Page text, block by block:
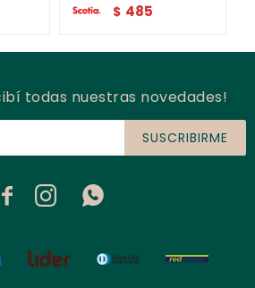
$ 485
todas nuestras novedades!
SUSCRIBIRME
  